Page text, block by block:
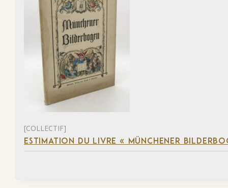
[COLLECTIF]
ESTIMATION DU LIVRE « MÜNCHENER